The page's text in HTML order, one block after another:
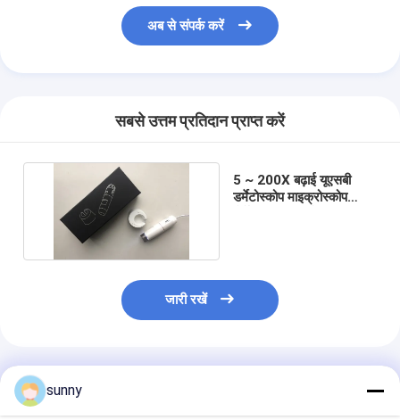
अब से संपर्क करें
सबसे उत्तम प्रतिदान प्राप्त करें
5 ~ 200X बढ़ाई यूएसबी
डर्मेटोस्कोप माइक्रोस्कोप
जारी रखें
अनुशंसित उत्पाद
sunny